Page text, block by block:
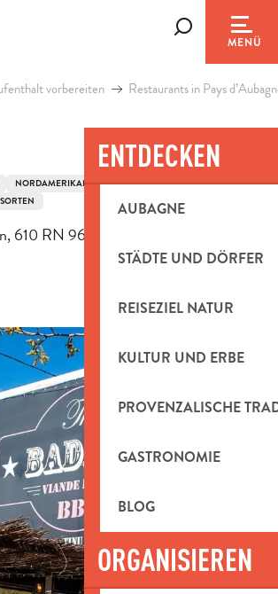
MENÜ
ENTDECKEN
AUBAGNE
STÄDTE UND DÖRFER
REISEZIEL NATUR
KULTUR UND ERBE
PROVENZALISCHE
GASTRONOMIE
BLOG
ORGANISIEREN
vorbereiten
Restaurants in Pays
NORDAMERIKANISCH KÜCHE
610 RN 96, 13400 Aubagne
favoris